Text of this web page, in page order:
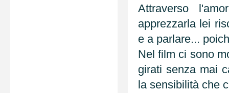
Attraverso
apprezzarla lei
e a parlare...
Nel film ci sono
girati senza mai
la sensibilità che